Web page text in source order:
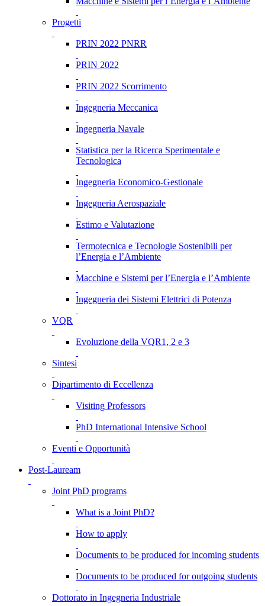
Progetti
PRIN 2022 PNRR
PRIN 2022
PRIN 2022 Scorrimento
Ingegneria Meccanica
Ingegneria Navale
Statistica per la Ricerca Sperimentale e
Tecnologica
Ingegneria Economico-Gestionale
Ingegneria Aerospaziale
Estimo e Valutazione
Termotecnica e Tecnologie Sostenibili per
l’Energia e l’Ambiente
Macchine e Sistemi per l’Energia e l’Ambiente
Ingegneria dei Sistemi Elettrici di Potenza
VQR
Evoluzione della VQR1, 2 e 3
Sintesi
Dipartimento di Eccellenza
Visiting Professors
PhD International Intensive School
Eventi e Opportunità
Post-Lauream
Joint PhD programs
What is a Joint PhD?
How to apply
Documents to be produced for incoming students
Documents to be produced for outgoing students
Dottorato in Ingegneria Industriale